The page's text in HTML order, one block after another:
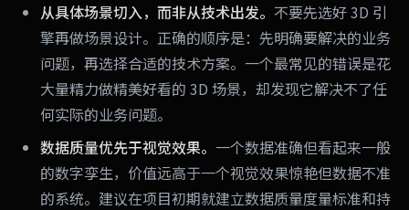
从具体场景切入，而非从技术出发。 不要先选好 3D 引
擎再做场景设计。正确的顺序是：先明确要解决的业务
问题，再选择合适的技术方案。一个最常见的错误是花
大量精力做精美好看的 3D 场景，却发现它解决不了任
何实际的业务问题。
数据质量优先于视觉效果。 一个数据准确但看起来一般
的数字孪生，价值远高于一个视觉效果惊艳但数据不准
的系统。建议在项目初期就建立数据质量度量标准和持